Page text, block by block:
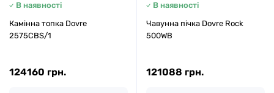
В наявності
Камінна топка Dovre
2575CBS/1
124160 грн.
В наявності
Чавунна пічка Dovre Rock
500WB
121088 грн.